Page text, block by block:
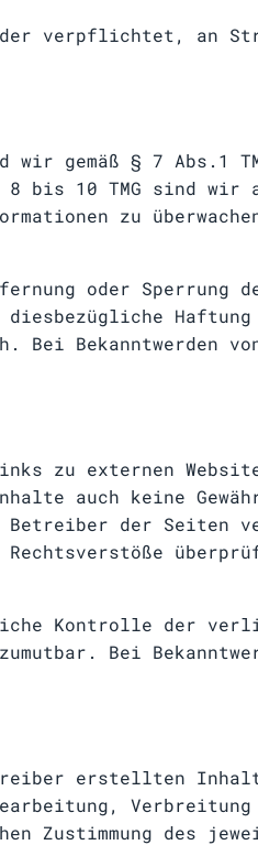
verpflichtet, an
gemäß § 7 Abs.1
8 bis 10 TMG sind
zu
oder Sperrung
Bei Bekanntwerden
zu externen
auch keine
der Seiten
Kontrolle der
Bei
erstellten
Verbreitung
Zustimmung des